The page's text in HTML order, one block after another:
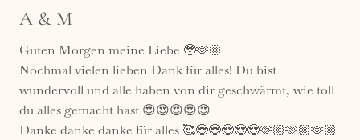
A & M
Guten Morgen meine Liebe 🥹🫶🏼
Nochmal vielen lieben Dank für alles! Du bist
wundervoll und alle haben von dir geschwärmt, wie toll
du alles gemacht hast 😍😍😍😍😍
Danke danke danke für alles 🥰😍😍😍😍😍🫶🏼🫶🏼🫶🏼